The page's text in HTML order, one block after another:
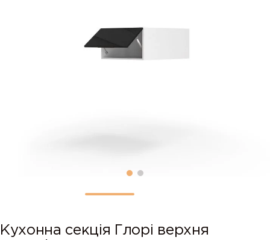
Кухонна секція Глорі верхня